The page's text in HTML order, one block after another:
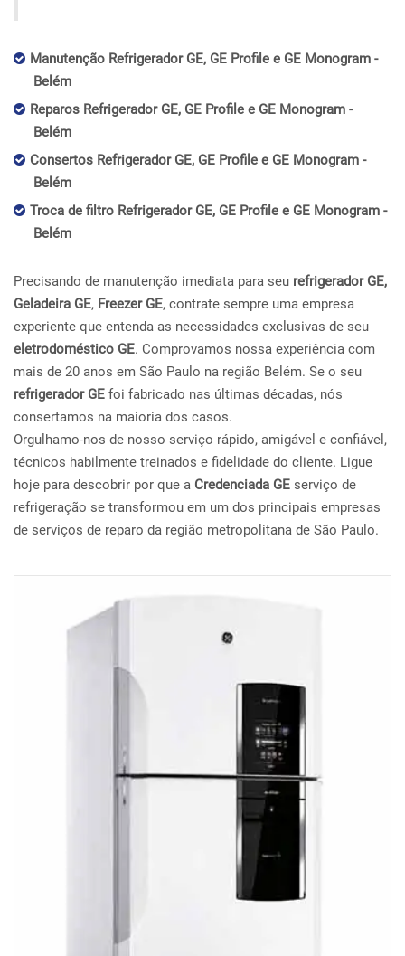
Manutenção Refrigerador GE, GE Profile e GE Monogram -
Belém
Reparos Refrigerador GE, GE Profile e GE Monogram -
Belém
Consertos Refrigerador GE, GE Profile e GE Monogram -
Belém
Troca de filtro Refrigerador GE, GE Profile e GE Monogram -
Belém
Precisando de manutenção imediata para seu refrigerador GE,
Geladeira GE, Freezer GE, contrate sempre uma empresa
experiente que entenda as necessidades exclusivas de seu
eletrodoméstico GE. Comprovamos nossa experiência com
mais de 20 anos em São Paulo na região Belém. Se o seu
refrigerador GE foi fabricado nas últimas décadas, nós
consertamos na maioria dos casos.
Orgulhamo-nos de nosso serviço rápido, amigável e confiável,
técnicos habilmente treinados e fidelidade do cliente. Ligue
hoje para descobrir por que a Credenciada GE serviço de
refrigeração se transformou em um dos principais empresas
de serviços de reparo da região metropolitana de São Paulo.